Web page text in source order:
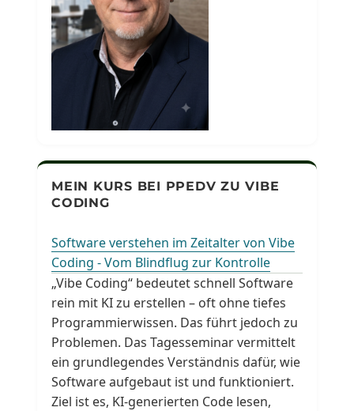
MEIN KURS BEI PPEDV ZU VIBE
CODING
Software verstehen im Zeitalter von Vibe
Coding - Vom Blindflug zur Kontrolle
„Vibe Coding“ bedeutet schnell Software
rein mit KI zu erstellen – oft ohne tiefes
Programmierwissen. Das führt jedoch zu
Problemen. Das Tagesseminar vermittelt
ein grundlegendes Verständnis dafür, wie
Software aufgebaut ist und funktioniert.
Ziel ist es, KI-generierten Code lesen,